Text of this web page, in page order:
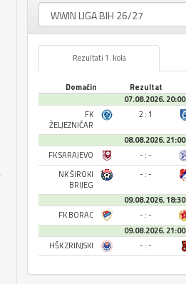
Rezultati 1. kola
Domaćin Rezultat
07.08.2026. 20:00
FK
ŽELJEZNIČAR
2 : 1
08.08.2026. 21:00
FK SARAJEVO
- : -
NK ŠIROKI
BRIJEG
- : -
09.08.2026. 18:30
FK BORAC
- : -
09.08.2026. 21:00
HŠK ZRINJSKI
- : -